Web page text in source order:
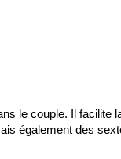
le couple. Il facilite
également des